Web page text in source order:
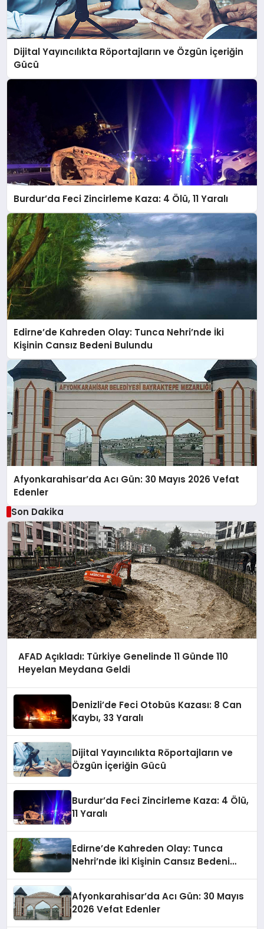
Dijital Yayıncılıkta Röportajların ve Özgün İçeriğin
Gücü
Burdur’da Feci Zincirleme Kaza: 4 Ölü, 11 Yaralı
Edirne’de Kahreden Olay: Tunca Nehri’nde İki
Kişinin Cansız Bedeni Bulundu
Afyonkarahisar’da Acı Gün: 30 Mayıs 2026 Vefat
Edenler
Son Dakika
AFAD Açıkladı: Türkiye Genelinde 11 Günde 110
Heyelan Meydana Geldi
Denizli’de Feci Otobüs Kazası: 8 Can
Kaybı, 33 Yaralı
Dijital Yayıncılıkta Röportajların ve
Özgün İçeriğin Gücü
Burdur’da Feci Zincirleme Kaza: 4 Ölü,
11 Yaralı
Edirne’de Kahreden Olay: Tunca
Nehri’nde İki Kişinin Cansız Bedeni
Afyonkarahisar’da Acı Gün: 30 Mayıs
2026 Vefat Edenler